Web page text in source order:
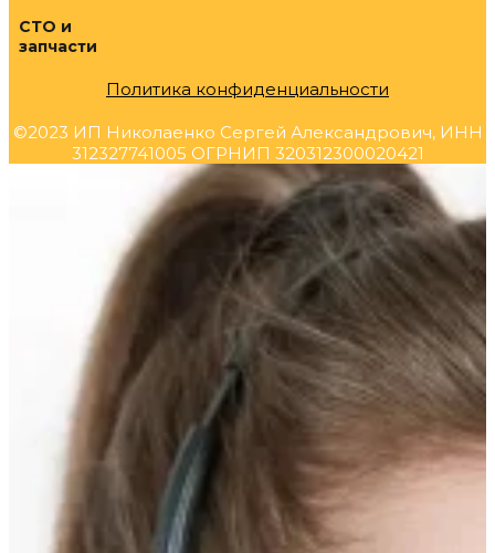
СТО и
запчасти
Политика конфиденциальности
©2023 ИП Николаенко Сергей Александрович, ИНН
312327741005 ОГРНИП 320312300020421